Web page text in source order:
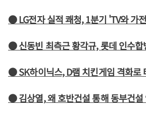
● LG전자 실적 쾌청, 1분기 'TV와 가
● 신동빈 최측근 황각규, 롯데 인수합
● SK하이닉스, D램 치킨게임 격화로
● 김상열, 왜 호반건설 통해 동부건설